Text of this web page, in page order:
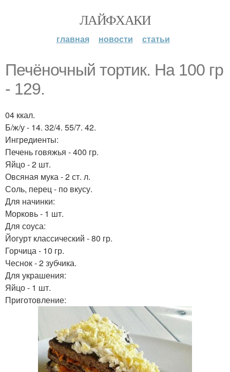
ЛАЙФХАКИ
главная новости статьи
Печёночный тортик. На 100 гр
- 129.
04 ккал.
Б/ж/у - 14. 32/4. 55/7. 42.
Ингредиенты:
Печень говяжья - 400 гр.
Яйцо - 2 шт.
Овсяная мука - 2 ст. л.
Соль, перец - по вкусу.
Для начинки:
Морковь - 1 шт.
Для соуса:
Йогурт классический - 80 гр.
Горчица - 10 гр.
Чеснок - 2 зубчика.
Для украшения:
Яйцо - 1 шт.
Приготовление: